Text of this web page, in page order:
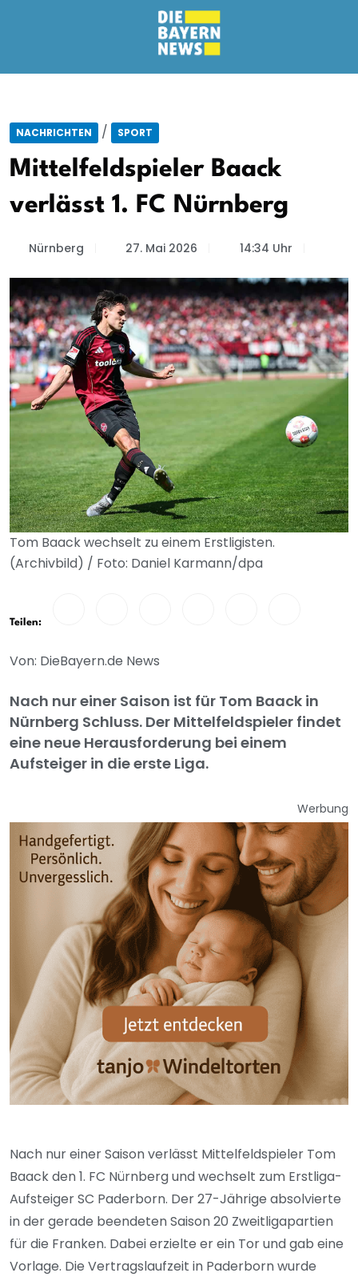
NACHRICHTEN / SPORT
Mittelfeldspieler Baack
verlässt 1. FC Nürnberg
Nürnberg 27. Mai 2026 14:34 Uhr
Tom Baack wechselt zu einem Erstligisten.
(Archivbild) / Foto: Daniel Karmann/dpa
Teilen:
Von: DieBayern.de News
Nach nur einer Saison ist für Tom Baack in
Nürnberg Schluss. Der Mittelfeldspieler findet
eine neue Herausforderung bei einem
Aufsteiger in die erste Liga.
Werbung
Nach nur einer Saison verlässt Mittelfeldspieler Tom
Baack den 1. FC Nürnberg und wechselt zum Erstliga-
Aufsteiger SC Paderborn. Der 27-Jährige absolvierte
in der gerade beendeten Saison 20 Zweitligapartien
für die Franken. Dabei erzielte er ein Tor und gab eine
Vorlage. Die Vertragslaufzeit in Paderborn wurde